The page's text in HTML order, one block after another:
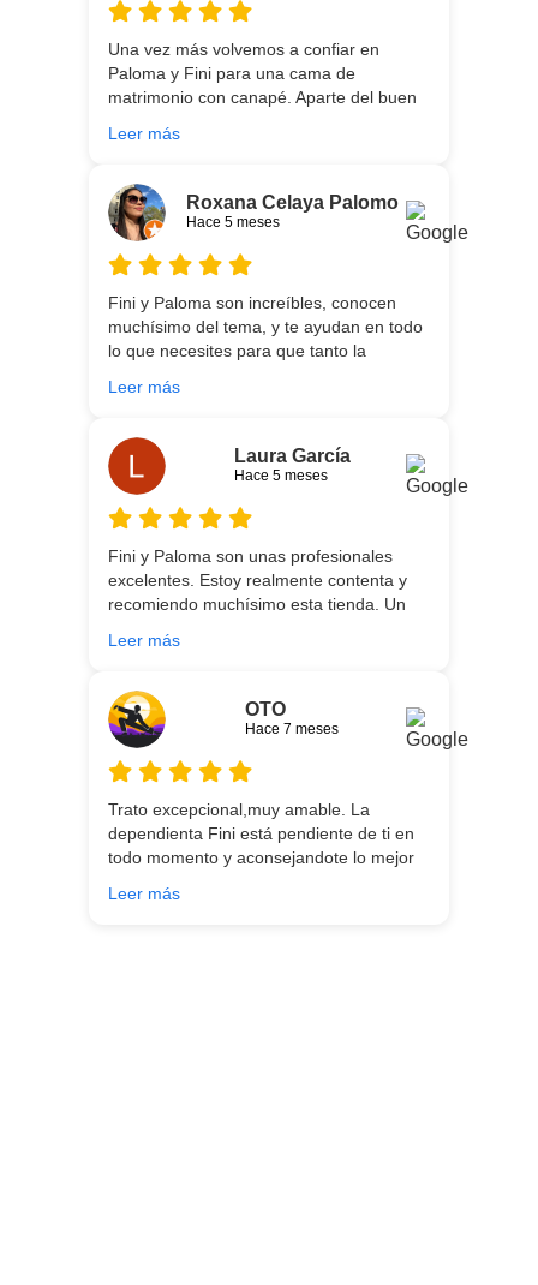
Una vez más volvemos a confiar en
Paloma y Fini para una cama de
matrimonio con canapé. Aparte del buen
personalizando totalmente las
agradables y tan cercanas que la
experiencia es fantástica. Puntualizar
también que los chicos que nos trajeron y
montaron todo lo hicieron perfectamente,
perfectamente y a nuestro gusto, además
muy rápidos. Volveremos a contar con
ellos para futuras compras. Muchas
gracias!
Leer más
Roxana Celaya Palomo
Hace 5 meses
Fini y Paloma son increíbles, conocen
muchísimo del tema, y te ayudan en todo
lo que necesites para que tanto la
que estés necesitando sean los mejores.
trabajo impecable en el transporte y
montaje, unos chicos encantadores. Hace
5 años conocí la tienda, y vuelvo
encantada de contar con su asesoría y
equipo.
Leer más
Laura García
Hace 5 meses
Fini y Paloma son unas profesionales
excelentes. Estoy realmente contenta y
recomiendo muchísimo esta tienda. Un
entrega.
Leer más
OTO
Hace 7 meses
Trato excepcional,muy amable. La
dependienta Fini está pendiente de ti en
todo momento y aconsejandote lo mejor
buscando!!
Leer más